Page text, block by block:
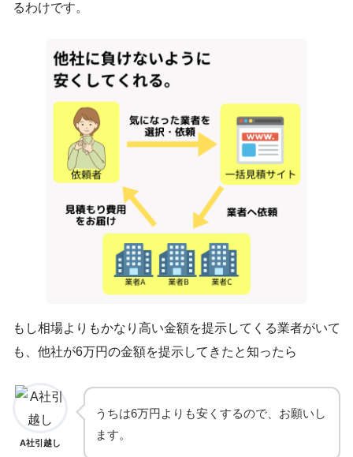
るわけです。
もし相場よりもかなり高い金額を提示してくる業者がいて
も、他社が6万円の金額を提示してきたと知ったら
A社引越し
うちは6万円よりも安くするので、お願いし
ます。